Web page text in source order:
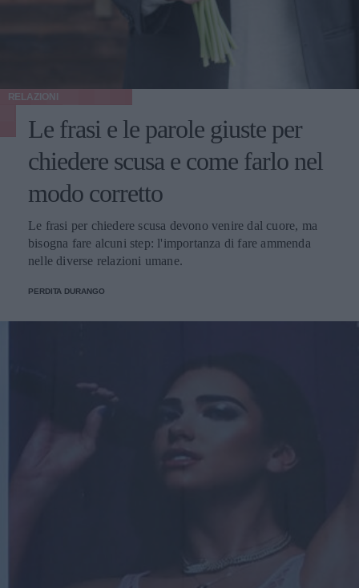
RELAZIONI
Le frasi e le parole giuste per
chiedere scusa e come farlo nel
modo corretto
Le frasi per chiedere scusa devono venire dal cuore, ma
bisogna fare alcuni step: l'importanza di fare ammenda
nelle diverse relazioni umane.
PERDITA DURANGO